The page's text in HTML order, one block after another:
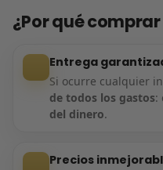
¿Por qué comprar
Entrega
Si ocurre cualquier
de todos los gastos:
del dinero.
Precios